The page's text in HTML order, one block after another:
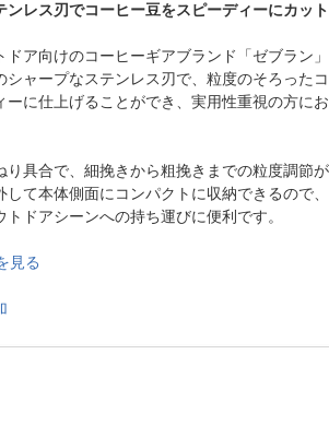
ンレス刃でコーヒー豆をスピーディーにカット
ア向けのコーヒーギアブランド「ゼブラン」
シャープなステンレス刃で、粒度のそろったコ
ーに仕上げることができ、実用性重視の方にお
り具合で、細挽きから粗挽きまでの粒度調節が
て本体側面にコンパクトに収納できるので、
ドアシーンへの持ち運びに便利です。
見る